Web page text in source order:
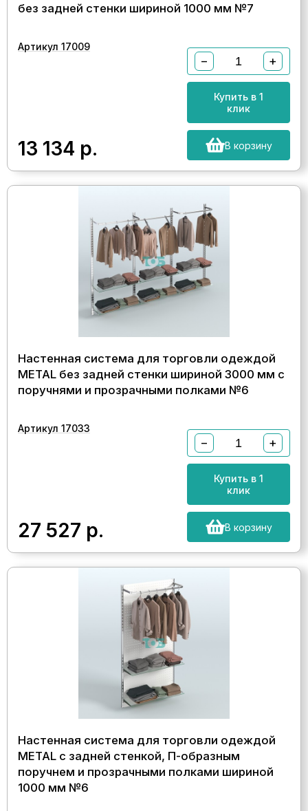
без задней стенки шириной 1000 мм №7
Артикул 17009
13 134 р.
− +
Купить в 1
клик
В корзину
Настенная система для торговли одеждой
METAL без задней стенки шириной 3000 мм с
поручнями и прозрачными полками №6
Артикул 17033
27 527 р.
− +
Купить в 1
клик
В корзину
Настенная система для торговли одеждой
METAL с задней стенкой, П-образным
поручнем и прозрачными полками шириной
1000 мм №6